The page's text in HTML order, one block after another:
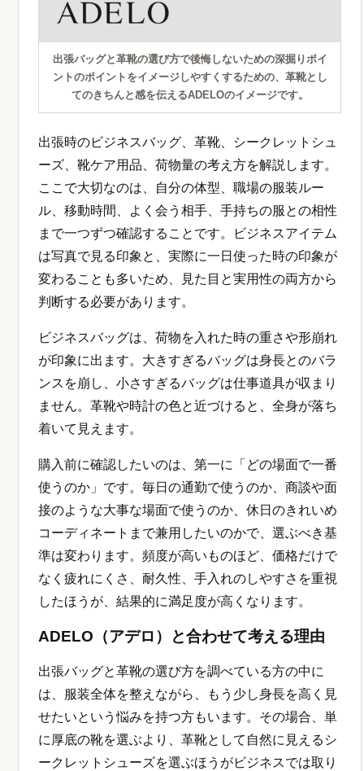
出張バッグと革靴の選び方で後悔しないための深掘りポイ
ントのポイントをイメージしやすくするための、革靴とし
てのきちんと感を伝えるADELOのイメージです。
出張時のビジネスバッグ、革靴、シークレットシュ
ーズ、靴ケア用品、荷物量の考え方を解説します。
ここで大切なのは、自分の体型、職場の服装ルー
ル、移動時間、よく会う相手、手持ちの服との相性
まで一つずつ確認することです。ビジネスアイテム
は写真で見る印象と、実際に一日使った時の印象が
変わることも多いため、見た目と実用性の両方から
判断する必要があります。
ビジネスバッグは、荷物を入れた時の重さや形崩れ
が印象に出ます。大きすぎるバッグは身長とのバラ
ンスを崩し、小さすぎるバッグは仕事道具が収まり
ません。革靴や時計の色と近づけると、全身が落ち
着いて見えます。
購入前に確認したいのは、第一に「どの場面で一番
使うのか」です。毎日の通勤で使うのか、商談や面
接のような大事な場面で使うのか、休日のきれいめ
コーディネートまで兼用したいのかで、選ぶべき基
準は変わります。頻度が高いものほど、価格だけで
なく疲れにくさ、耐久性、手入れのしやすさを重視
したほうが、結果的に満足度が高くなります。
ADELO（アデロ）と合わせて考える理由
出張バッグと革靴の選び方を調べている方の中に
は、服装全体を整えながら、もう少し身長を高く見
せたいという悩みを持つ方もいます。その場合、単
に厚底の靴を選ぶより、革靴として自然に見えるシ
ークレットシューズを選ぶほうがビジネスでは取り